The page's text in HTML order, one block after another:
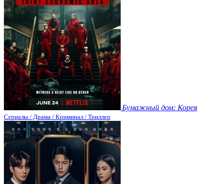
Бумажный дом: Корея
Сериалы / Драма / Криминал / Триллер